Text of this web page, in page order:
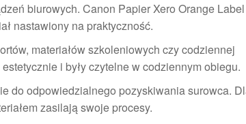
biurowych. Canon Papier Xero Orange
nastawiony na praktyczność.
materiałów szkoleniowych czy codziennej
i były czytelne w codziennym obiegu.
do odpowiedzialnego pozyskiwania surowca.
zasilają swoje procesy.